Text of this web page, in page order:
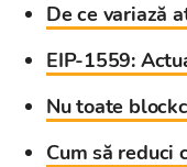
De ce variază
EIP-1559:
Nu toate
Cum să reduci